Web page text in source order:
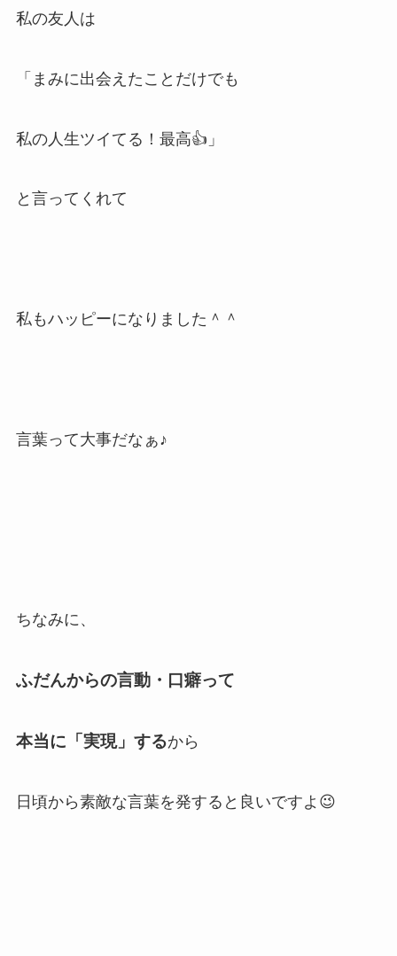
私の友人は
「まみに出会えたことだけでも
私の人生ツイてる！最高👍」
と言ってくれて
私もハッピーになりました＾＾
言葉って大事だなぁ♪
ちなみに、
ふだんからの言動・口癖って
本当に「実現」するから
日頃から素敵な言葉を発すると良いですよ😉